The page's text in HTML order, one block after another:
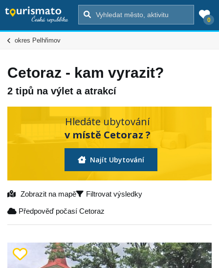
0
okres Pelhřimov
Cetoraz - kam vyrazit?
2 tipů na výlet a atrakcí
Hledáte ubytování
v místě Cetoraz ?
Najít Ubytování
Zobrazit na mapě Filtrovat výsledky
Předpověď počasí Cetoraz